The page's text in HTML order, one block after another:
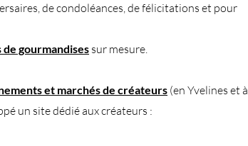
de condoléances,defélicitations et pour
gourmandises sur mesure.
et marchés de créateurs (en Yvelines et à
un site dédié aux créateurs :